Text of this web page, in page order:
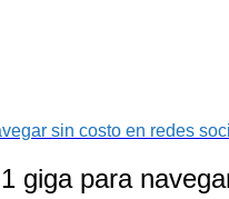
sin costo en redes
giga para